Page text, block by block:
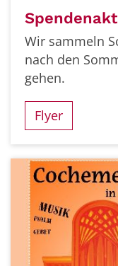
Wir sammeln
nach den
gehen.
Flyer